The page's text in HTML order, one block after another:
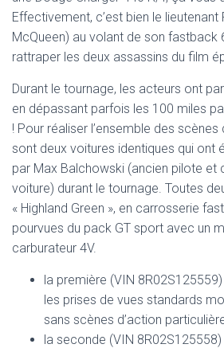
Effectivement, c’est bien le lieutenant
McQueen) au volant de son fastback
rattraper les deux assassins du film
Durant le tournage, les acteurs ont
en dépassant parfois les 100 miles
! Pour réaliser l’ensemble des
sont deux voitures identiques qui ont
par Max Balchowski (ancien pilote et
voiture) durant le tournage. Toutes
« Highland Green », en carrosserie
pourvues du pack GT sport avec un
carburateur 4V.
la première (VIN
les prises de vues standards
sans scènes d’action
la seconde (VIN